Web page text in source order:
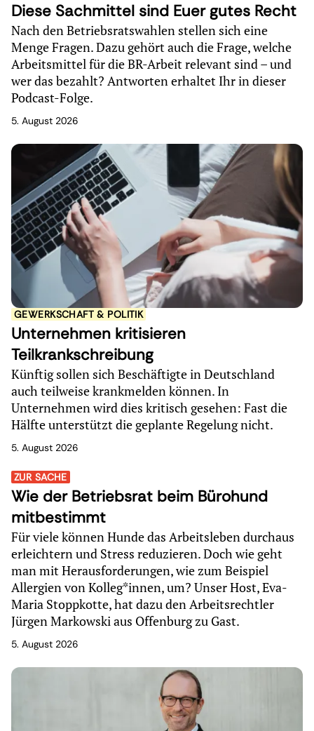
Diese Sachmittel sind Euer gutes Recht
Nach den Betriebsratswahlen stellen sich eine
Menge Fragen. Dazu gehört auch die Frage, welche
Arbeitsmittel für die BR-Arbeit relevant sind – und
wer das bezahlt? Antworten erhaltet Ihr in dieser
Podcast-Folge.
5. August 2026
GEWERKSCHAFT & POLITIK
Unternehmen kritisieren
Teilkrankschreibung
Künftig sollen sich Beschäftigte in Deutschland
auch teilweise krankmelden können. In
Unternehmen wird dies kritisch gesehen: Fast die
Hälfte unterstützt die geplante Regelung nicht.
5. August 2026
ZUR SACHE
Wie der Betriebsrat beim Bürohund
mitbestimmt
Für viele können Hunde das Arbeitsleben durchaus
erleichtern und Stress reduzieren. Doch wie geht
man mit Herausforderungen, wie zum Beispiel
Allergien von Kolleg*innen, um? Unser Host, Eva-
Maria Stoppkotte, hat dazu den Arbeitsrechtler
Jürgen Markowski aus Offenburg zu Gast.
5. August 2026